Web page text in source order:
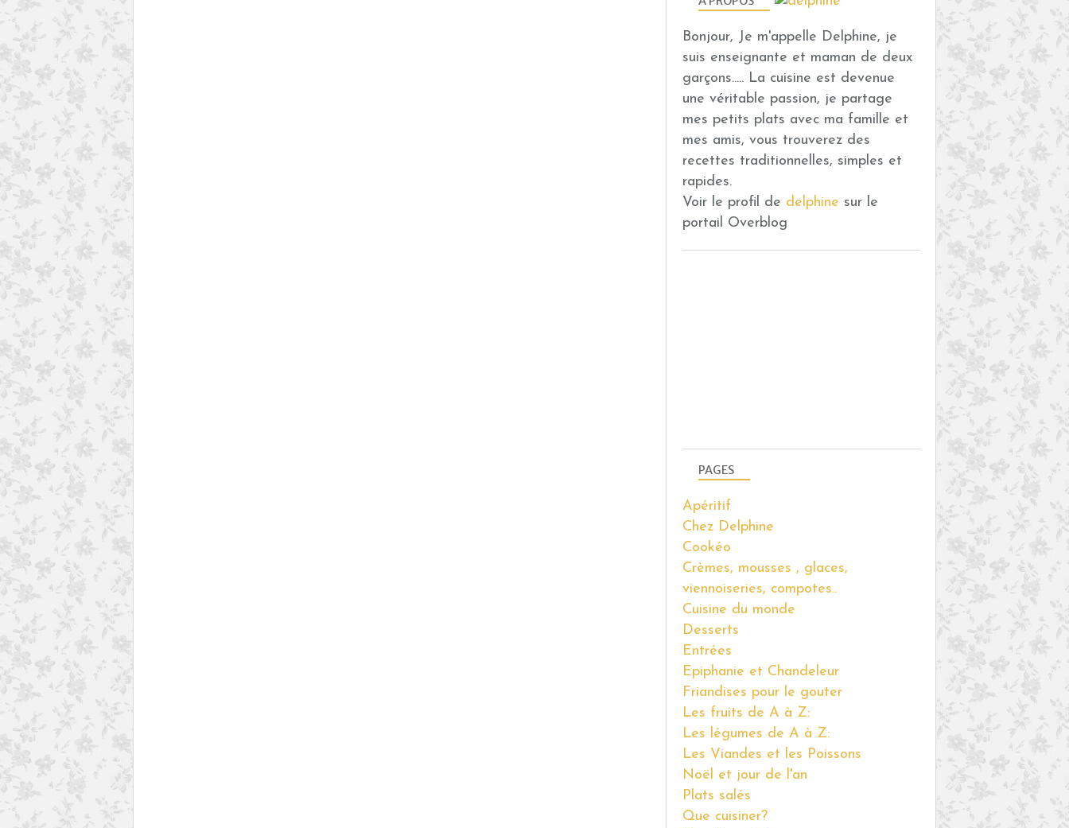
Bonjour, Je m'appelle Delphine, je
suis enseignante et maman de deux
garçons..... La cuisine est devenue
une véritable passion, je partage
mes petits plats avec ma famille et
mes amis, vous trouverez des
recettes traditionnelles, simples et
rapides.
Voir le profil de delphine sur le
portail Overblog
PAGES
Apéritif
Chez Delphine
Cookéo
Crèmes, mousses , glaces,
viennoiseries, compotes..
Cuisine du monde
Desserts
Entrées
Epiphanie et Chandeleur
Friandises pour le gouter
Les fruits de A à Z:
Les légumes de A à Z:
Les Viandes et les Poissons
Noël et jour de l'an
Plats salés
Que cuisiner?